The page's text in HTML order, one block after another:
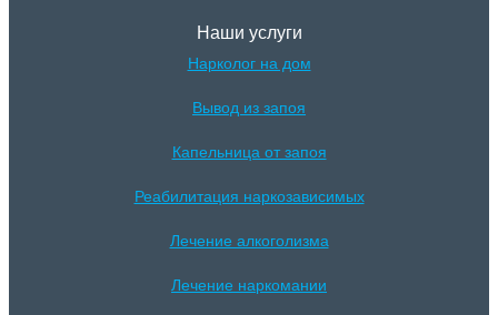
Наши услуги
Нарколог на дом
Вывод из запоя
Капельница от запоя
Реабилитация наркозависимых
Лечение алкоголизма
Лечение наркомании